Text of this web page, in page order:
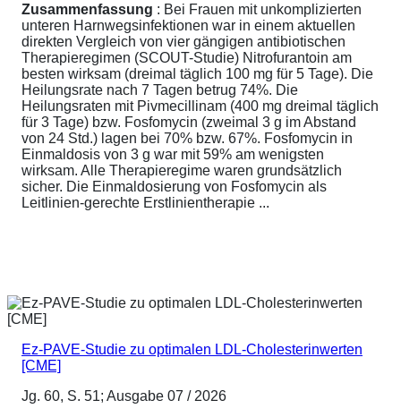
Zusammenfassung : Bei Frauen mit unkomplizierten
unteren Harnwegsinfektionen war in einem aktuellen
direkten Vergleich von vier gängigen antibiotischen
Therapieregimen (SCOUT-Studie) Nitrofurantoin am
besten wirksam (dreimal täglich 100 mg für 5 Tage). Die
Heilungsrate nach 7 Tagen betrug 74%. Die
Heilungsraten mit Pivmecillinam (400 mg dreimal täglich
für 3 Tage) bzw. Fosfomycin (zweimal 3 g im Abstand
von 24 Std.) lagen bei 70% bzw. 67%. Fosfomycin in
Einmaldosis von 3 g war mit 59% am wenigsten
wirksam. Alle Therapieregime waren grundsätzlich
sicher. Die Einmaldosierung von Fosfomycin als
Leitlinien-gerechte Erstlinientherapie ...
Ez-PAVE-Studie zu optimalen LDL-Cholesterinwerten
[CME]
Jg. 60, S. 51; Ausgabe 07 / 2026